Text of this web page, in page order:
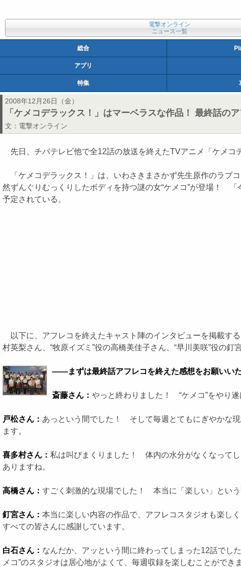
電撃オンライン
ニュース一覧
総合
アプリ
特集
2008年12月26日（金）
「ケメコデラックス！」はマーベラスな作品！ 最終話の
文： 電撃オンライン
先日、チバテレビ他で全12話の放送を終えたTVアニメ「ケメコ
「ケメコデラックス！」は、いわさきまさかず先生原作のラブ
然ずんぐりむっくりしたボディを持つ謎の女“ケメコ”が登場！
予定されている。
以下に、アフレコを終えたキャスト陣のインタビューを掲載する
村英梨さん、“牧原イズミ”役の高橋美佳子さん、“早川美咲”役の釘
――まずは最終話アフレコを終えた感想をお願いいた
斎藤さん： やっと終わりました！ “ケメコ”をやり
戸松さん： あっという間でした！ そして毎週とてもにぎやかな
ます。
喜多村さん： 私は叫びまくりました！ 体内の水分がなくなって
ありますね。
高橋さん： すごく刺激的な現場でした！ 本当に「楽しい」とい
釘宮さん： 本当に楽しい内容の作品で、アフレコスタジオも楽し
すべての皆さんに感謝しています。
白石さん： なんだか、アッという間に終わってしまった12話でし
メコ”のスタジオは居心地がよくて、毎週収録を楽しむことができ